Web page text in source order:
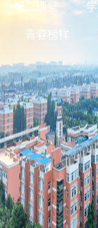
第二课堂
青春榜样